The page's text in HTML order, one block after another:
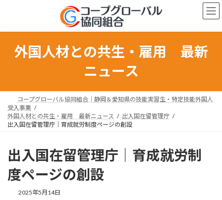
ン
プ
ー
動
外国人材との共生・雇用 最新
ニュース
コープグローバル協同組合｜静岡＆愛知県の技能実習生・特定技能外国人
受入事業
外国人材との共生・雇用 最新ニュース
出入国在留管理庁
出入国在留管理庁｜育成就労制度ページの創設
出入国在留管理庁｜育成就労制
度ページの創設
2025年5月14日